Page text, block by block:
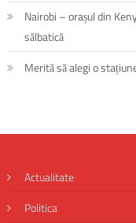
Nairobi – orașul din
sălbatică
Merită să alegi o
Actualitate
Politica